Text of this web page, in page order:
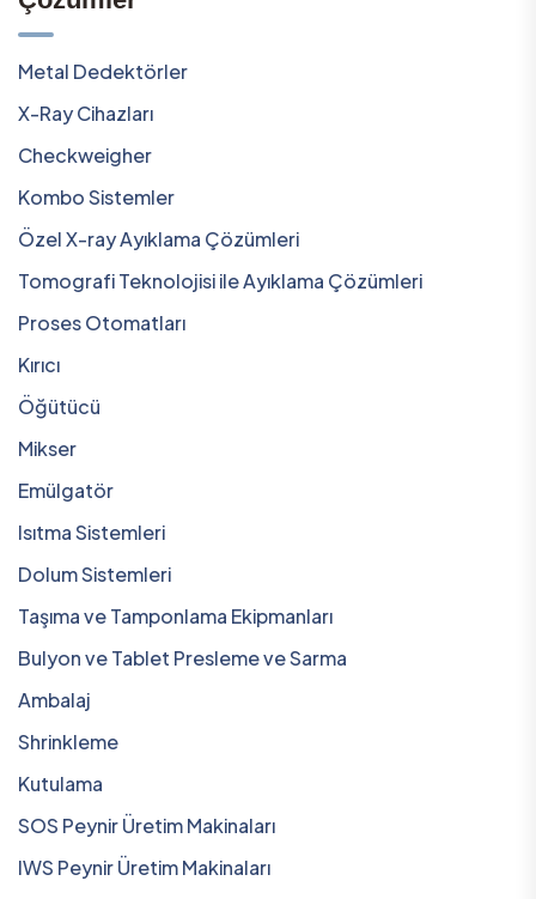
Metal Dedektörler
X-Ray Cihazları
Checkweigher
Kombo Sistemler
Özel X-ray Ayıklama Çözümleri
Tomografi Teknolojisi ile Ayıklama Çözümleri
Proses Otomatları
Kırıcı
Öğütücü
Mikser
Emülgatör
Isıtma Sistemleri
Dolum Sistemleri
Taşıma ve Tamponlama Ekipmanları
Bulyon ve Tablet Presleme ve Sarma
Ambalaj
Shrinkleme
Kutulama
SOS Peynir Üretim Makinaları
IWS Peynir Üretim Makinaları